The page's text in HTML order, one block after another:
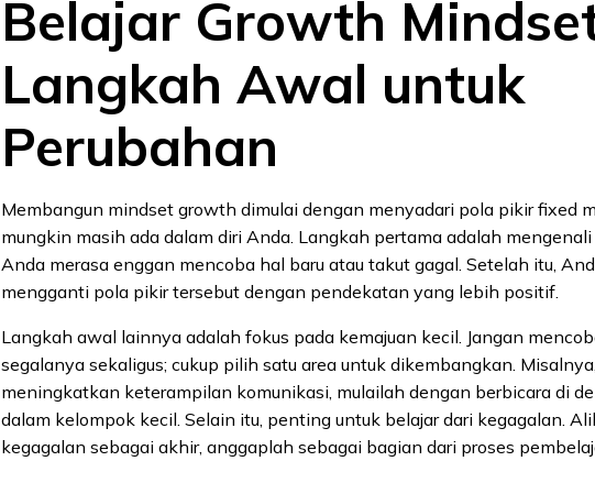
Belajar Growth
Langkah Awal untuk
Perubahan
Membangun mindset growth dimulai dengan menyadari pola pikir fixed
mungkin masih ada dalam diri Anda. Langkah pertama adalah
Anda merasa enggan mencoba hal baru atau takut gagal. Setelah itu,
mengganti pola pikir tersebut dengan pendekatan yang lebih positif.
Langkah awal lainnya adalah fokus pada kemajuan kecil. Jangan
segalanya sekaligus; cukup pilih satu area untuk dikembangkan.
meningkatkan keterampilan komunikasi, mulailah dengan berbicara di
dalam kelompok kecil. Selain itu, penting untuk belajar dari kegagalan.
kegagalan sebagai akhir, anggaplah sebagai bagian dari proses